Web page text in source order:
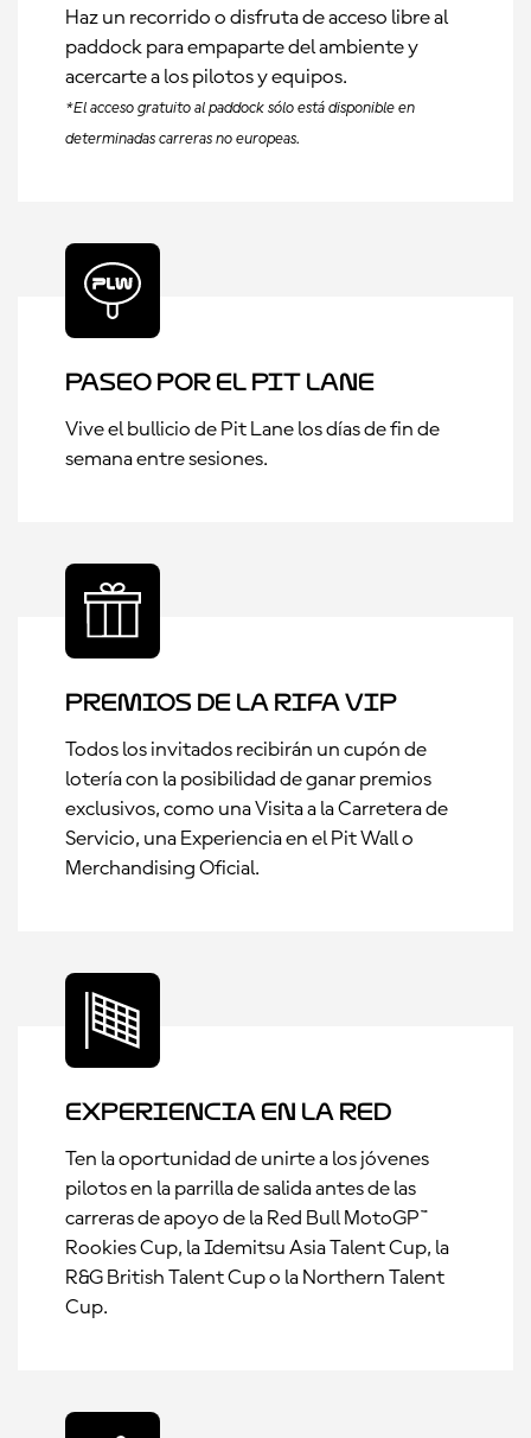
Haz un recorrido o disfruta de acceso libre al
paddock para empaparte del ambiente y
acercarte a los pilotos y equipos.
*El acceso gratuito al paddock sólo está disponible en
determinadas carreras no europeas.
Paseo por el Pit Lane
Vive el bullicio de Pit Lane los días de fin de
semana entre sesiones.
Premios de la rifa VIP
Todos los invitados recibirán un cupón de
lotería con la posibilidad de ganar premios
exclusivos, como una Visita a la Carretera de
Servicio, una Experiencia en el Pit Wall o
Merchandising Oficial.
Experiencia en la red
Ten la oportunidad de unirte a los jóvenes
pilotos en la parrilla de salida antes de las
carreras de apoyo de la Red Bull MotoGP™
Rookies Cup, la Idemitsu Asia Talent Cup, la
R&G British Talent Cup o la Northern Talent
Cup.